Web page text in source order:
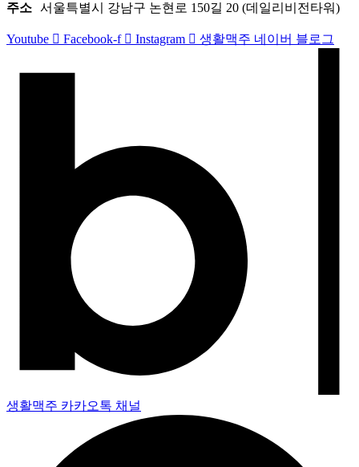
h
u
주소 서울특별시 강남구 논현로 150길 20 (데일리비전타워)
Youtube Facebook-f Instagram 생활맥주 네이버 블로그
생활맥주 카카오톡 채널